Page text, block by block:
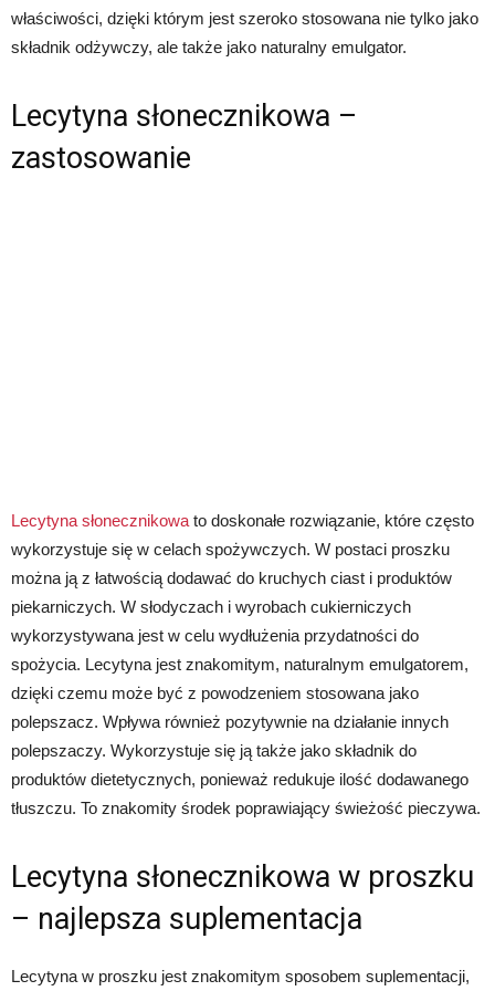
właściwości, dzięki którym jest szeroko stosowana nie tylko jako
składnik odżywczy, ale także jako naturalny emulgator.
Lecytyna słonecznikowa –
zastosowanie
Lecytyna słonecznikowa to doskonałe rozwiązanie, które często
wykorzystuje się w celach spożywczych. W postaci proszku
można ją z łatwością dodawać do kruchych ciast i produktów
piekarniczych. W słodyczach i wyrobach cukierniczych
wykorzystywana jest w celu wydłużenia przydatności do
spożycia. Lecytyna jest znakomitym, naturalnym emulgatorem,
dzięki czemu może być z powodzeniem stosowana jako
polepszacz. Wpływa również pozytywnie na działanie innych
polepszaczy. Wykorzystuje się ją także jako składnik do
produktów dietetycznych, ponieważ redukuje ilość dodawanego
tłuszczu. To znakomity środek poprawiający świeżość pieczywa.
Lecytyna słonecznikowa w proszku
– najlepsza suplementacja
Lecytyna w proszku jest znakomitym sposobem suplementacji,